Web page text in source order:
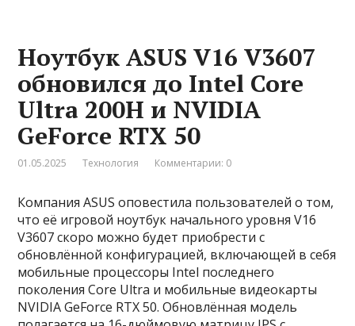
Ноутбук ASUS V16 V3607
обновился до Intel Core
Ultra 200H и NVIDIA
GeForce RTX 50
01.05.2025 Технология Комментарии: 0
Компания ASUS оповестила пользователей о том,
что её игровой ноутбук начального уровня V16
V3607 скоро можно будет приобрести с
обновлённой конфигурацией, включающей в себя
мобильные процессоры Intel последнего
поколения Core Ultra и мобильные видеокарты
NVIDIA GeForce RTX 50. Обновлённая модель